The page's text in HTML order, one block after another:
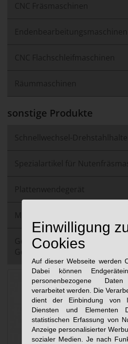
sonstige Produkte
Gebrauchtmaschinen und
Gebrauchtkomponenten
Einwilligung
Cookies
Auf dieser Webseite werden
Dabei können
personenbezogene
verarbeitet werden. Die
dient der Einbindung von
Diensten und Elementen
statistischen Erfassung von
Anzeige personalisierter
sozialer Medien. Je nach